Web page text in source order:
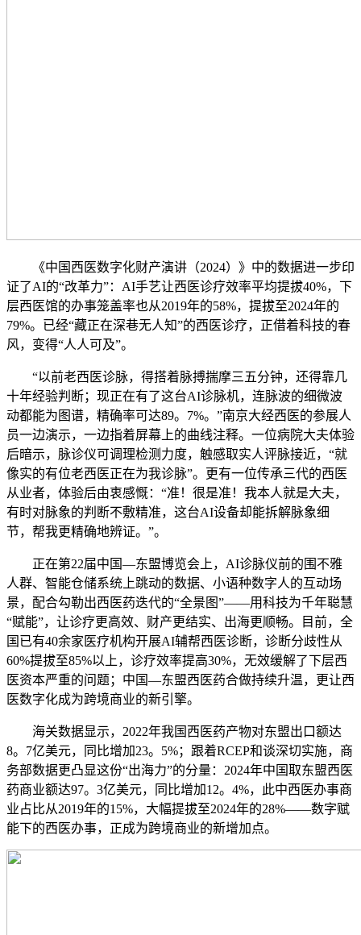
《中国西医数字化财产演讲（2024）》中的数据进一步印
证了AI的“改革力”：AI手艺让西医诊疗效率平均提拔40%，下
层西医馆的办事笼盖率也从2019年的58%，提拔至2024年的
79%。已经“藏正在深巷无人知”的西医诊疗，正借着科技的春
风，变得“人人可及”。
“以前老西医诊脉，得搭着脉搏揣摩三五分钟，还得靠几
十年经验判断；现正在有了这台AI诊脉机，连脉波的细微波
动都能为图谱，精确率可达89。7%。”南京大经西医的参展人
员一边演示，一边指着屏幕上的曲线注释。一位病院大夫体验
后暗示，脉诊仪可调理检测力度，触感取实人评脉接近，“就
像实的有位老西医正在为我诊脉”。更有一位传承三代的西医
从业者，体验后由衷感慨：“准！很是准！我本人就是大夫，
有时对脉象的判断不敷精准，这台AI设备却能拆解脉象细
节，帮我更精确地辨证。”。
正在第22届中国—东盟博览会上，AI诊脉仪前的围不雅
人群、智能仓储系统上跳动的数据、小语种数字人的互动场
景，配合勾勒出西医药迭代的“全景图”——用科技为千年聪慧
“赋能”，让诊疗更高效、财产更结实、出海更顺畅。目前，全
国已有40余家医疗机构开展AI辅帮西医诊断，诊断分歧性从
60%提拔至85%以上，诊疗效率提高30%，无效缓解了下层西
医资本严重的问题；中国—东盟西医药合做持续升温，更让西
医数字化成为跨境商业的新引擎。
海关数据显示，2022年我国西医药产物对东盟出口额达
8。7亿美元，同比增加23。5%；跟着RCEP和谈深切实施，商
务部数据更凸显这份“出海力”的分量：2024年中国取东盟西医
药商业额达97。3亿美元，同比增加12。4%，此中西医办事商
业占比从2019年的15%，大幅提拔至2024年的28%——数字赋
能下的西医办事，正成为跨境商业的新增加点。